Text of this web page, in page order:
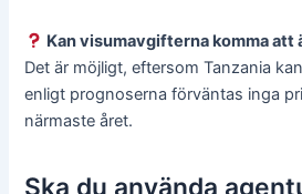
Kan visumavgifterna komma att
Det är möjligt, eftersom Tanzania
enligt prognoserna förväntas inga
närmaste året.
Ska du använda